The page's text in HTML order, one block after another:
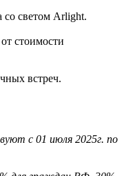
со светом Arlight.
стоимости
встреч.
с 01 июля 2025г. по